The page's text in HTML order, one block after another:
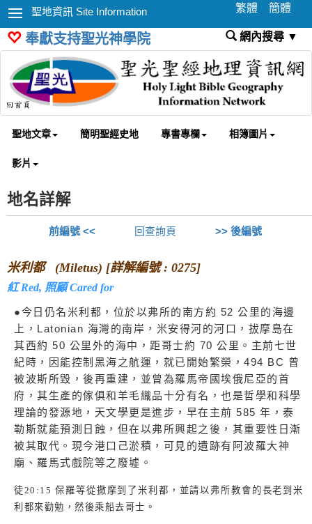
聖地資訊 Site Information 繁體 簡體
奉獻支持聖光神學院 網內搜尋 ▼
聖地文章 簡明聖經史地 專書專欄 相簿圖片
影片
地名詳解
前編號 << >> 後編號
回查詢頁
米利都 (Miletus) [詳解編號 : 0275]
紅 Red, 照顧 Cared for
●今日仍名米利都，位於以弗所的南方約 52 公里的海邊
上，Latonian 海灣的南岸，米安得河的河口，拔摩島在
其西約 50 公里外的海中，距哥士約 70 公里。主前七世
紀時，因能控制黑海之航運，就已開始繁榮，494 BC 曾
被波斯所毀，後再重建，並曾為羅馬帝國埃俄尼亞的首
府，其生產的傢俱和羊毛織品十分有名，也是哲學和科學
理論的發源地，天文學更是進步，早在主前 585 年，泰
勒斯就能預測日蝕，但在以弗所興起之後，其重要性日漸
被其取代。現今港口己淤積，可見的遺跡有阿波羅大神
廟、羅馬式戲院等之廢墟。
徒20:15 保羅等從撒摩到了米利都，並請以弗所教會的長老到米
利都來勸勉，然後乘船去哥士。